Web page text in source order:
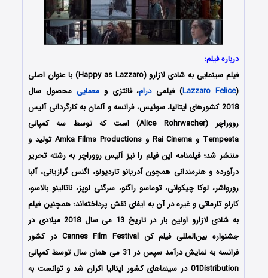
درباره فیلم:
فیلم سینمایی به شادی لازارو (Happy as Lazzaro) با عنوان اصلی
(
Lazzaro Felice) فیلمیدرام، فانتزی ومعمایی محصول سال
2018 کشورهای ایتالیا، سوئیس، فرانسه و آلمان به کارگردانی آلیس
رووراچر (Alice Rohrwacher) است که توسط سه کمپانی
Tempesta و Rai Cinema و Amka Films Productions تولید و
منتشر شد؛ فیلمنامه این فیلم را نیز آلیس رووراچر به رشته تحریر
درآورده و هنرمندانی همچون آدریانو تاردیولو، اگنس گرازیانی، آلبا
رورواشر، لوکا چیکوانی، توماسو راگنو، سرگئی لوپز، ناتالینو بالاسو،
کارلو تارماتی و غیره در آن به ایفای نقش پرداخته‌اند؛ همچنین فیلم
به شادی لازارو اولین
بار در تاریخ 13 می سال 2018 میلادی در
جشنواره بین‌المللی فیلم کن Cannes Film Festival در کشور
فرانسه به نمایش درآمد سپس در 31 می همان سال توسط کمپانی
01Distribution در سینماهای کشور ایتالیا اکران شد و توانست به